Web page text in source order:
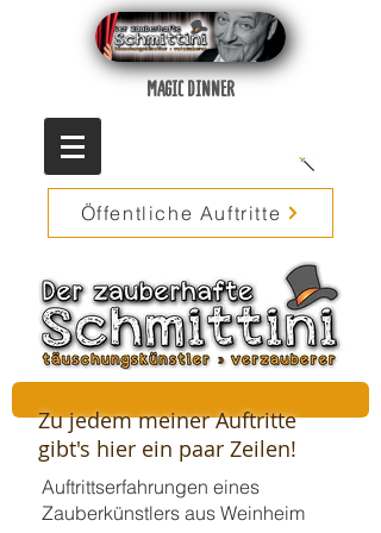
MAGIC DINNER
Öffentliche Auftritte
Zu jedem meiner Auftritte
gibt's hier ein paar Zeilen!
Auftrittserfahrungen eines
Zauberkünstlers aus Weinheim